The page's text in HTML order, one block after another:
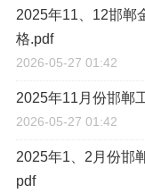
2025年11、12邯郸
格.pdf
2026-05-27 01:42
2025年11月份邯郸
2026-05-27 01:42
2025年1、2月份邯
pdf